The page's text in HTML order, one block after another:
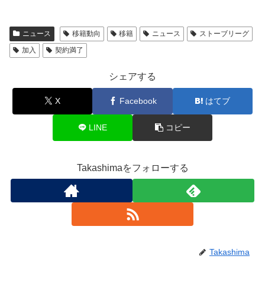
ニュース 移籍動向 移籍 ニュース
ストーブリーグ
加入
契約満了
シェアする
X Facebook はてブ
LINE コピー
Takashimaをフォローする
Takashima